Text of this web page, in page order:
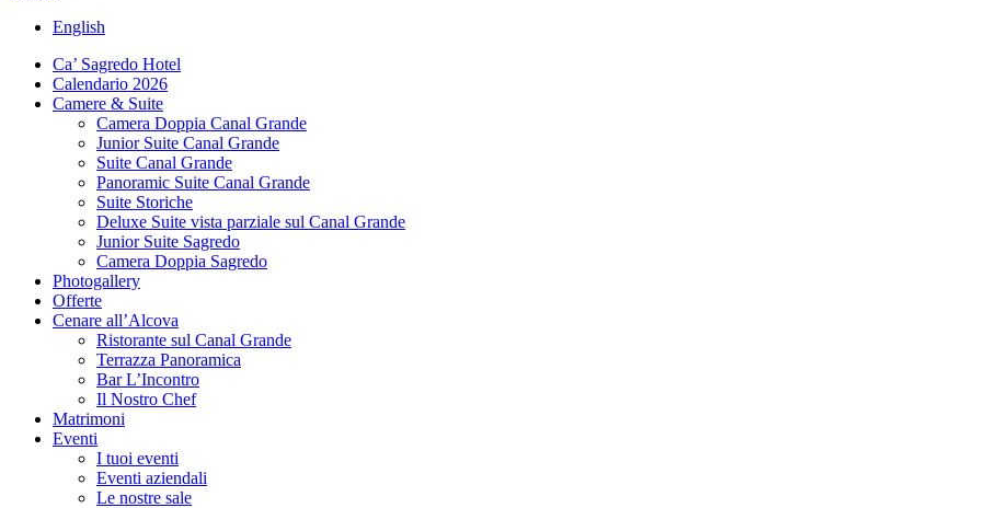
English
Ca’ Sagredo Hotel
Calendario 2026
Camere & Suite
Camera Doppia Canal Grande
Junior Suite Canal Grande
Suite Canal Grande
Panoramic Suite Canal Grande
Suite Storiche
Deluxe Suite vista parziale sul Canal Grande
Junior Suite Sagredo
Camera Doppia Sagredo
Photogallery
Offerte
Cenare all’Alcova
Ristorante sul Canal Grande
Terrazza Panoramica
Bar L’Incontro
Il Nostro Chef
Matrimoni
Eventi
I tuoi eventi
Eventi aziendali
Le nostre sale